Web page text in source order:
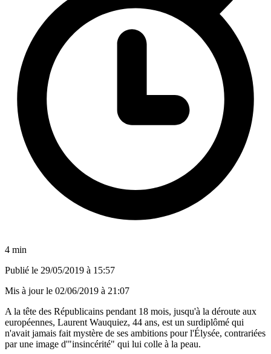
4 min
Publié le 29/05/2019 à 15:57
Mis à jour le 02/06/2019 à 21:07
A la tête des Républicains pendant 18 mois, jusqu'à la déroute aux
européennes, Laurent Wauquiez, 44 ans, est un surdiplômé qui
n'avait jamais fait mystère de ses ambitions pour l'Élysée, contrariées
par une image d'"insincérité" qui lui colle à la peau.